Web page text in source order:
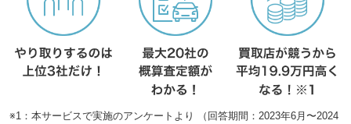
※1：本サービスで実施のアンケートより （回答期間：2023年6月〜2024